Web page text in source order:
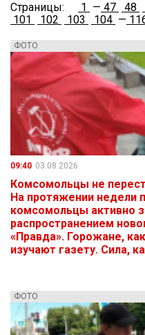
Страницы: 1 — 47 48
101
102 103 104 —
ФОТО
09:40 03.08.2026
Комсомольцы не
На протяжении недели
комсомольцы активно
распространением
«Правда». Горожане,
изучают газету. Сила,
ФОТО